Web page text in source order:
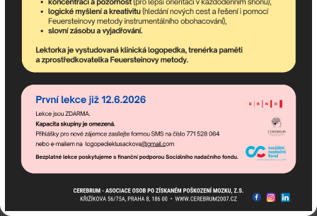
Pokud potřebujete poradit,
jsme tu pro Vás!